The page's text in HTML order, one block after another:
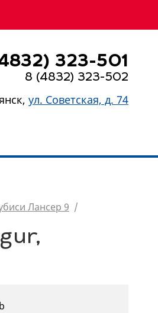
323-501
8 (4832) 323-502
ул. Советская, д. 74
Лансер 9 /